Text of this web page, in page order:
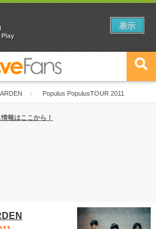
Populus PopulusTOUR 2011
年上半期編発表！
報はここから！
表示